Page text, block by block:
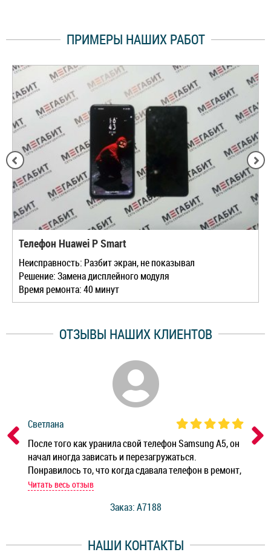
ПРИМЕРЫ НАШИХ РАБОТ
Телефон Huawei P Smart
Неисправность: Разбит экран, не показывал
Решение: Замена дисплейного модуля
Время ремонта: 40 минут
ОТЗЫВЫ НАШИХ КЛИЕНТОВ
Светлана
После того как уранила свой телефон Samsung A5, он
начал иногда зависать и перезагружаться.
Понравилось то, что когда сдавала телефон в ремонт,
мастер при мне сделал быструю диагностику и сказал
работы и оперативность!
Читать весь отзыв
Заказ: A7188
НАШИ КОНТАКТЫ